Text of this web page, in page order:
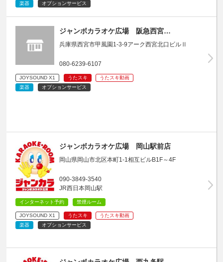
楽器
オプションサービス
ジャンボカラオケ広場 阪急西宮…
兵庫県西宮市甲風園1-3-9アーク西宮北口ビルⅡ
080-6239-6107
JOYSOUND X1 うたスキ
うたスキ動画
楽器
オプションサービス
ジャンボカラオケ広場 岡山駅前店
岡山県岡山市北区本町1-1相互ビルB1F～4F
090-3849-3540
JR西日本岡山駅
インターネット予約 禁煙ルーム
JOYSOUND X1 うたスキ
うたスキ動画
楽器
オプションサービス